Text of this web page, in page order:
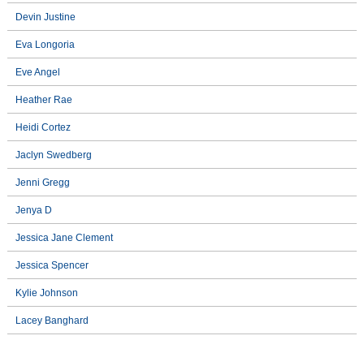
Devin Justine
Eva Longoria
Eve Angel
Heather Rae
Heidi Cortez
Jaclyn Swedberg
Jenni Gregg
Jenya D
Jessica Jane Clement
Jessica Spencer
Kylie Johnson
Lacey Banghard